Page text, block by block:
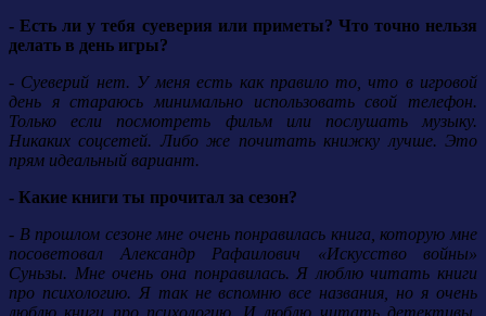
- Есть ли у тебя суеверия или приметы? Что точно нельзя
делать в день игры?
- Суеверий нет. У меня есть как правило то, что в игровой
день я стараюсь минимально использовать свой телефон.
Только если посмотреть фильм или послушать музыку.
Никаких соцсетей. Либо же почитать книжку лучше. Это
прям идеальный вариант.
- Какие книги ты прочитал за сезон?
- В прошлом сезоне мне очень понравилась книга, которую мне
посоветовал Александр Рафаилович «Искусство войны»
Суньзы. Мне очень она понравилась. Я люблю читать книги
про психологию. Я так не вспомню все названия, но я очень